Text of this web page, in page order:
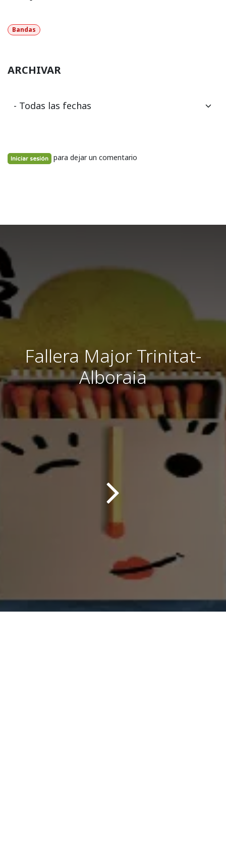
Bandas
ARCHIVAR
Iniciar sesión para dejar un comentario
Fallera Major Trinitat-
Alboraia